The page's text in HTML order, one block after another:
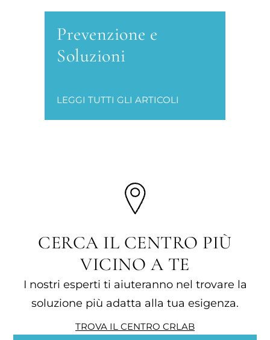
Prevenzione e
Soluzioni
LEGGI TUTTI GLI ARTICOLI
CERCA IL CENTRO PIÙ
VICINO A TE
I nostri esperti ti aiuteranno nel trovare la
soluzione più adatta alla tua esigenza.
TROVA IL CENTRO CRLAB